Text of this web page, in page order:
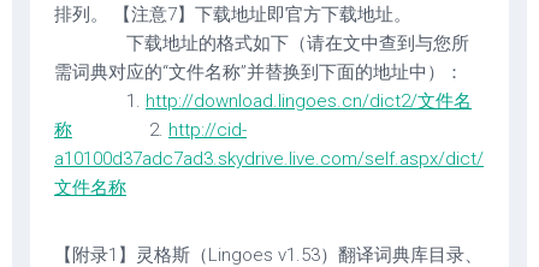
排列。 【注意7】下载地址即官方下载地址。
下载地址的格式如下（请在文中查到与您所
需词典对应的“文件名称”并替换到下面的地址中）：
1. http://download.lingoes.cn/dict2/文件名
称 2. http://cid-
a10100d37adc7ad3.skydrive.live.com/self.aspx/dict/
文件名称
【附录1】灵格斯（Lingoes v1.53）翻译词典库目录、